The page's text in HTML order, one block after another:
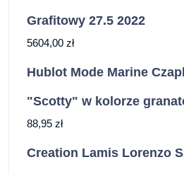
Grafitowy 27.5 2022
5604,00 zł
Hublot Mode Marine
"Scotty" w kolorze
88,95 zł
Creation Lamis Lorenzo